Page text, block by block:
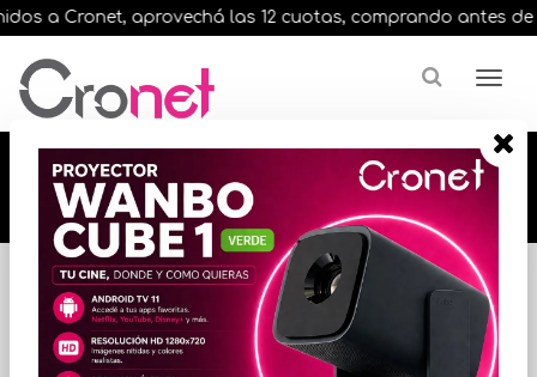
a Cronet, aprovechá las 12 cuotas, comprando antes de
🔥🔥🔥 12 cuotas, en todos nuestros artículos,
comprando antes de las 13 hrs. envíos en el
día 🔥🔥🔥